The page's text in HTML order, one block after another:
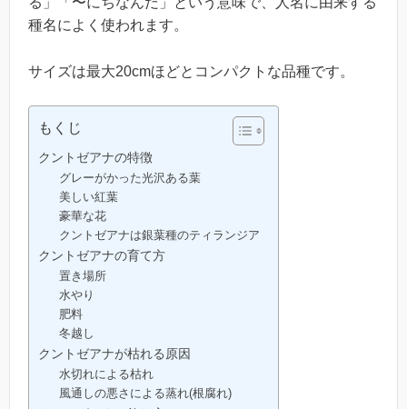
種名によく使われます。
サイズは最大20cmほどとコンパクトな品種です。
もくじ
クントゼアナの特徴
グレーがかった光沢ある葉
美しい紅葉
豪華な花
クントゼアナは銀葉種のティランジア
クントゼアナの育て方
置き場所
水やり
肥料
冬越し
クントゼアナが枯れる原因
水切れによる枯れ
風通しの悪さによる蒸れ(根腐れ)